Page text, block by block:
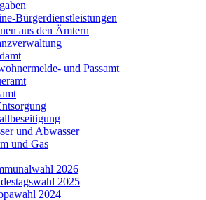
Bürgerdienstleistungen
aus den Ämtern
und Passamt
und Abwasser
und Gas
2026
2025
2024